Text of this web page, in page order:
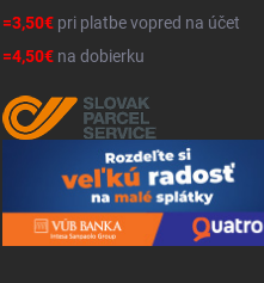
=3,50€ pri platbe vopred na účet
=4,50€ na dobierku